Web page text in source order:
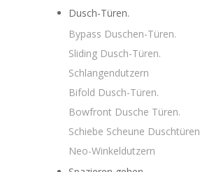
Dusch-Türen.
Bypass Duschen-Türen.
Sliding Dusch-Türen.
Schlangendutzern
Bifold Dusch-Türen.
Bowfront Dusche Türen.
Schiebe Scheune Duschtüren
Neo-Winkeldutzern